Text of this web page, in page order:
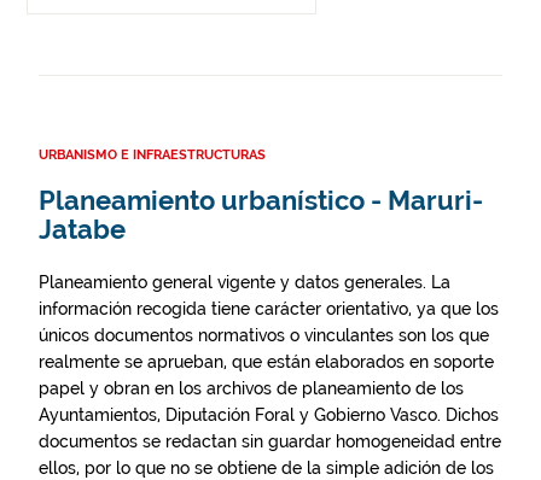
URBANISMO E INFRAESTRUCTURAS
Planeamiento urbanístico - Maruri-
Jatabe
Planeamiento general vigente y datos generales. La
información recogida tiene carácter orientativo, ya que los
únicos documentos normativos o vinculantes son los que
realmente se aprueban, que están elaborados en soporte
papel y obran en los archivos de planeamiento de los
Ayuntamientos, Diputación Foral y Gobierno Vasco. Dichos
documentos se redactan sin guardar homogeneidad entre
ellos, por lo que no se obtiene de la simple adición de los